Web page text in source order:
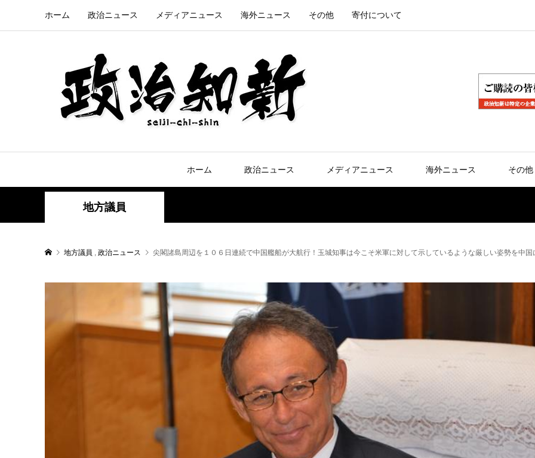
ホーム 政治ニュース メディアニュース 海外ニュース その他 寄付について
ホーム 政治ニュース メディアニュース 海外ニュース その他
地方議員
地方議員 , 政治ニュース 尖閣諸島周辺を１０６日連続で中国艦船が大航行！玉城知事は今こそ米軍に対して示しているような厳しい姿勢を中